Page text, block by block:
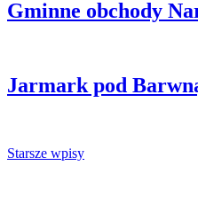
Gminne obchody
Jarmark pod
Nawigacja
Starsze wpisy